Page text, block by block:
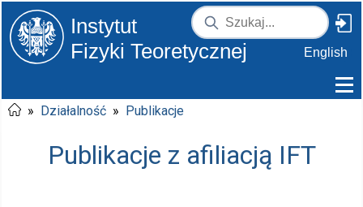
Instytut
Fizyki Teoretycznej
English
» Działalność » Publikacje
Publikacje z afiliacją IFT